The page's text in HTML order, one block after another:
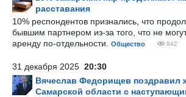
расставания
10% респондентов признались, что
бывшим партнером из-за того, что не
аренду по-отдельности.
Общество 842
31 декабря 2025 20:30
Вячеслав Федорищев поздравил
Самарской области с